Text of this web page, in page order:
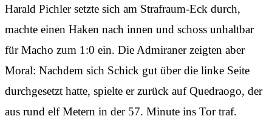
Harald Pichler setzte sich am Strafraum-Eck durch,
machte einen Haken nach innen und schoss unhaltbar
für Macho zum 1:0 ein. Die Admiraner zeigten aber
Moral: Nachdem sich Schick gut über die linke Seite
durchgesetzt hatte, spielte er zurück auf Quedraogo, der
aus rund elf Metern in der 57. Minute ins Tor traf.